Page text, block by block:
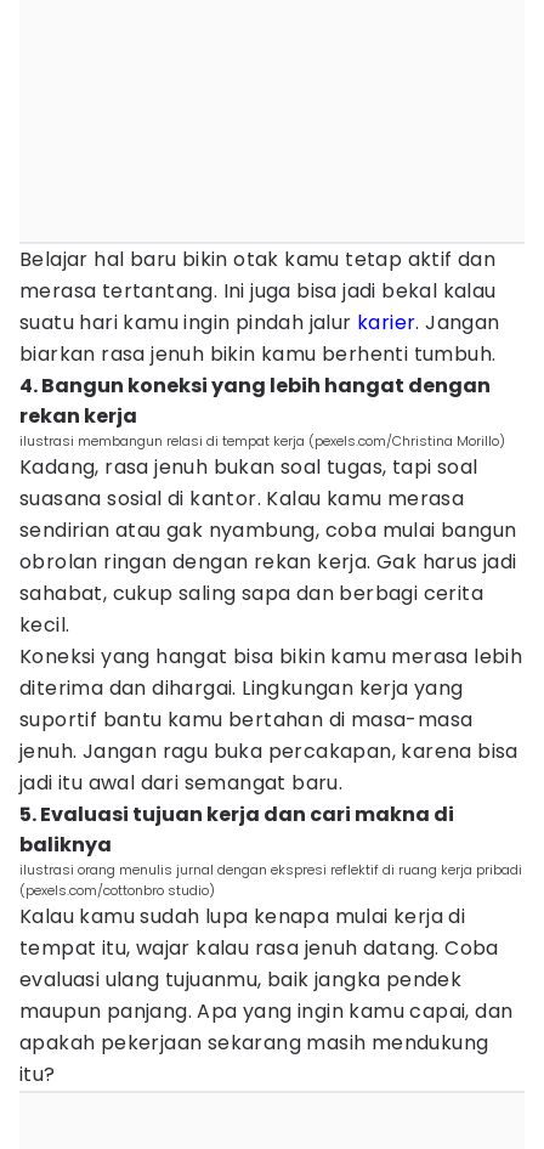
Belajar hal baru bikin otak kamu tetap aktif dan
merasa tertantang. Ini juga bisa jadi bekal kalau
suatu hari kamu ingin pindah jalur karier. Jangan
biarkan rasa jenuh bikin kamu berhenti tumbuh.
4. Bangun koneksi yang lebih hangat dengan
rekan kerja
ilustrasi membangun relasi di tempat kerja (pexels.com/Christina Morillo)
Kadang, rasa jenuh bukan soal tugas, tapi soal
suasana sosial di kantor. Kalau kamu merasa
sendirian atau gak nyambung, coba mulai bangun
obrolan ringan dengan rekan kerja. Gak harus jadi
sahabat, cukup saling sapa dan berbagi cerita
kecil.
Koneksi yang hangat bisa bikin kamu merasa lebih
diterima dan dihargai. Lingkungan kerja yang
suportif bantu kamu bertahan di masa-masa
jenuh. Jangan ragu buka percakapan, karena bisa
jadi itu awal dari semangat baru.
5. Evaluasi tujuan kerja dan cari makna di
baliknya
ilustrasi orang menulis jurnal dengan ekspresi reflektif di ruang kerja pribadi
(pexels.com/cottonbro studio)
Kalau kamu sudah lupa kenapa mulai kerja di
tempat itu, wajar kalau rasa jenuh datang. Coba
evaluasi ulang tujuanmu, baik jangka pendek
maupun panjang. Apa yang ingin kamu capai, dan
apakah pekerjaan sekarang masih mendukung
itu?